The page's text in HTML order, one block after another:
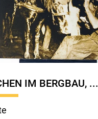
IM BERGBAU, ...